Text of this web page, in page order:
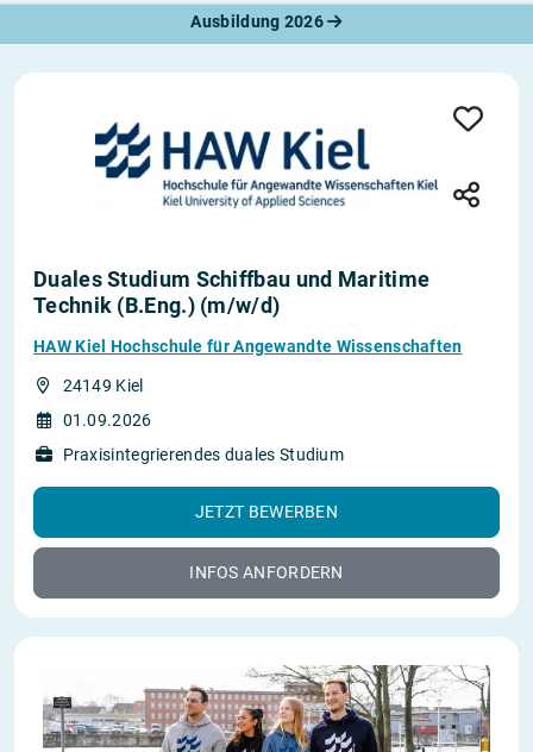
Ausbildung 2026
Duales Studium Schiffbau und Maritime
Technik (B.Eng.) (m/w/d)
HAW Kiel Hochschule für Angewandte Wissenschaften
24149 Kiel
01.09.2026
Praxisintegrierendes duales Studium
JETZT BEWERBEN
INFOS ANFORDERN